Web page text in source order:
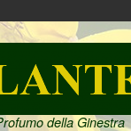
della Ginestra